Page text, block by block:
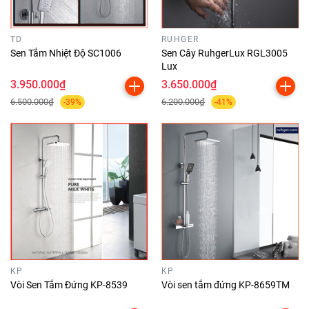
TD
Sen Tắm Nhiệt Độ SC1006
3.950.000₫
6.500.000₫ -39%
RUHGER
Sen Cây RuhgerLux RGL3005
Lux
3.650.000₫
6.200.000₫ -41%
KP
Vòi Sen Tắm Đứng KP-8539
KP
Vòi sen tắm đứng KP-8659TM